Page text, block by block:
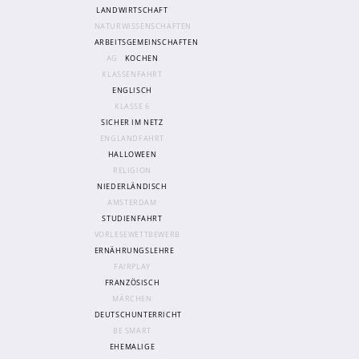
Sanitätsdienst
Förderverein
Elternvertreter*innen
Mitarbeiter*innen
Sekretär*innen
Hausmeister
Lehrer*innen Ausbildung
Praktika und Praxissemester
Referendariat
LANDWIRTSCHAFT
NATURWISSENSCHAFTEN
ARBEITSGEMEINSCHAFTEN
AG
KOCHEN
KLASSENFAHRT
ENGLISCH
KLASSE 6
SICHER IM NETZ
ENGLANDFAHRT
HALLOWEEN
RELIGION
NIEDERLÄNDISCH
AMSTERDAM
STUDIENFAHRT
VORLESEWETTBEWERB
ERNÄHRUNGSLEHRE
FAIRPLAY
FRANZÖSISCH
MÄRCHEN
DEUTSCHUNTERRICHT
BE SMART
EHEMALIGE